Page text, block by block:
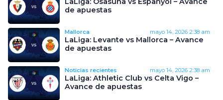
de apuestas
Mallorca mayo 14, 2026 2:38 am
LaLiga: Levante vs Mallorca – Avance
de apuestas
Noticias recientes mayo 14, 2026 2:38 am
LaLiga: Athletic Club vs Celta Vigo –
Avance de apuestas